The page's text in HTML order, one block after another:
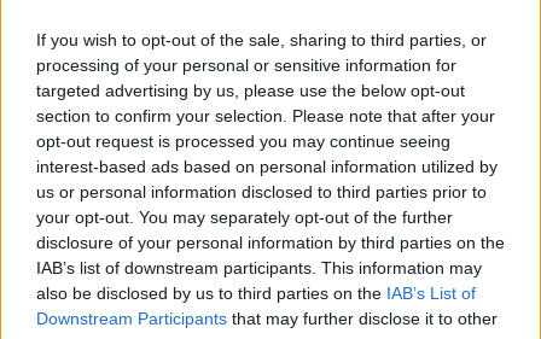
If you wish to opt-out of the sale, sharing to third parties, or
processing of your personal or sensitive information for
targeted advertising by us, please use the below opt-out
section to confirm your selection. Please note that after your
opt-out request is processed you may continue seeing
interest-based ads based on personal information utilized by
us or personal information disclosed to third parties prior to
your opt-out. You may separately opt-out of the further
disclosure of your personal information by third parties on the
IAB’s list of downstream participants. This information may
also be disclosed by us to third parties on the IAB’s List of
Downstream Participants that may further disclose it to other